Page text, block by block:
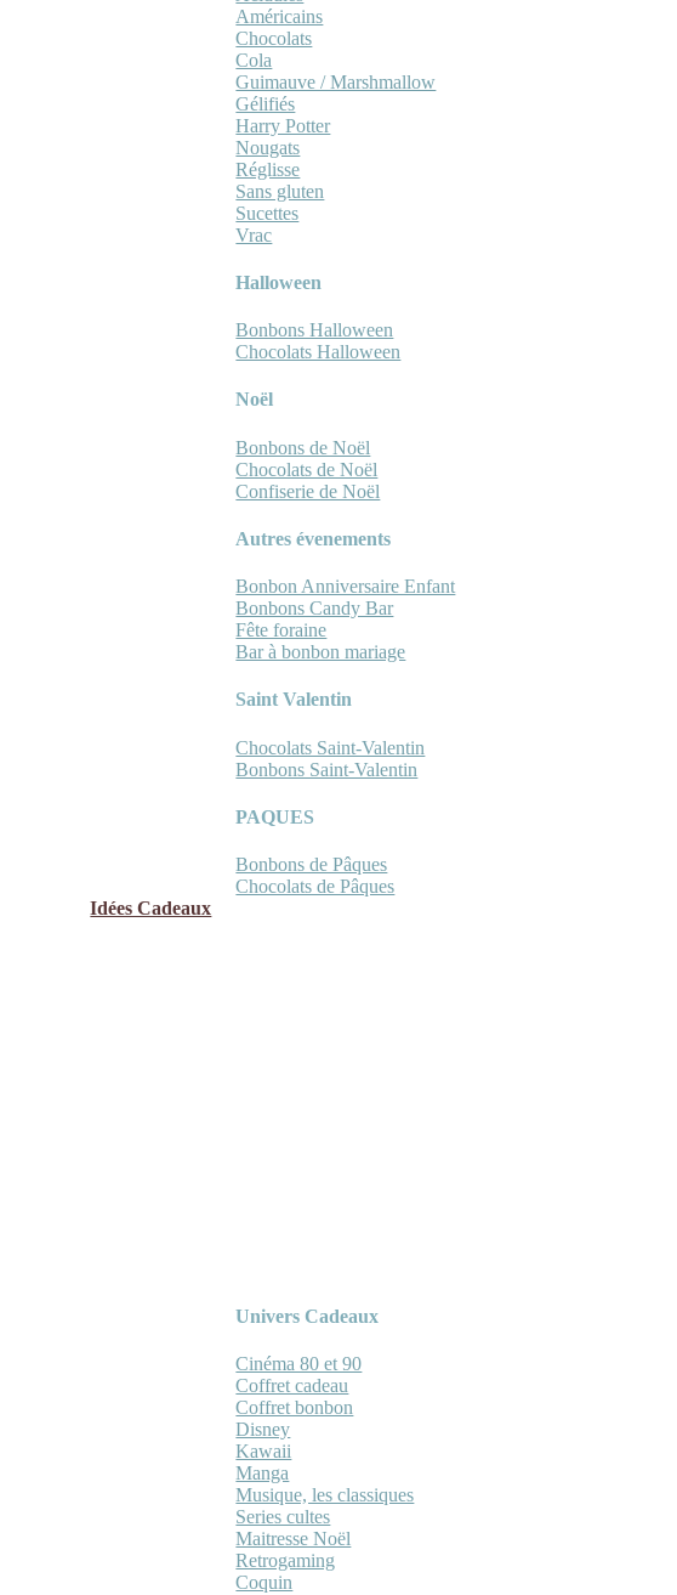
Américains
Chocolats
Cola
Guimauve / Marshmallow
Gélifiés
Harry Potter
Nougats
Réglisse
Sans gluten
Sucettes
Vrac
Halloween
Bonbons Halloween
Chocolats Halloween
Noël
Bonbons de Noël
Chocolats de Noël
Confiserie de Noël
Autres évenements
Bonbon Anniversaire Enfant
Bonbons Candy Bar
Fête foraine
Bar à bonbon mariage
Saint Valentin
Chocolats Saint-Valentin
Bonbons Saint-Valentin
PAQUES
Bonbons de Pâques
Chocolats de Pâques
Idées Cadeaux
Univers Cadeaux
Cinéma 80 et 90
Coffret cadeau
Coffret bonbon
Disney
Kawaii
Manga
Musique, les classiques
Series cultes
Maitresse Noël
Retrogaming
Coquin